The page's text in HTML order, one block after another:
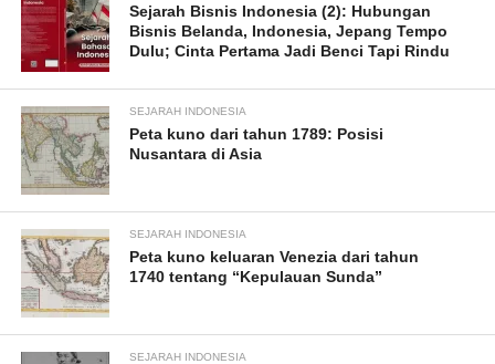
Sejarah Bisnis Indonesia (2): Hubungan
Bisnis Belanda, Indonesia, Jepang Tempo
Dulu; Cinta Pertama Jadi Benci Tapi Rindu
SEJARAH INDONESIA
Peta kuno dari tahun 1789: Posisi
Nusantara di Asia
SEJARAH INDONESIA
Peta kuno keluaran Venezia dari tahun
1740 tentang “Kepulauan Sunda”
SEJARAH INDONESIA